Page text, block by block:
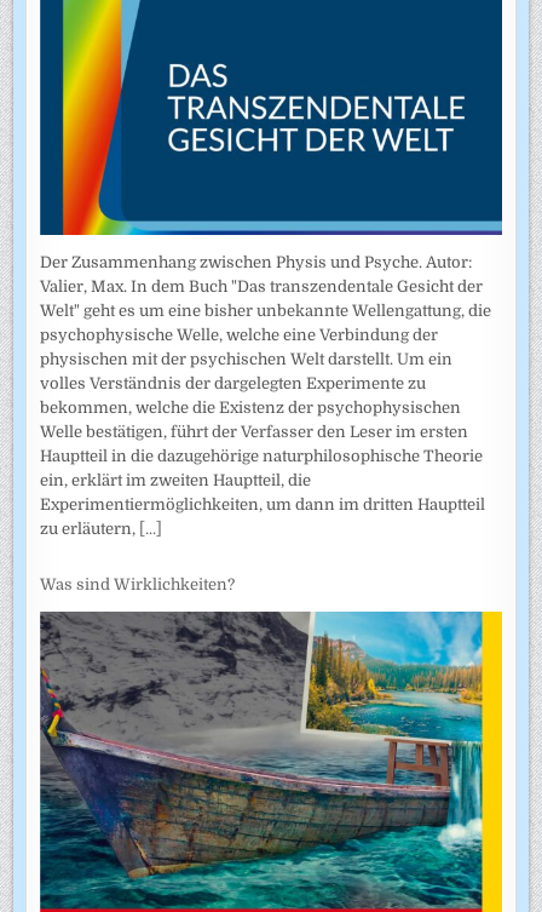
Der Zusammenhang zwischen Physis und Psyche. Autor:
Valier, Max. In dem Buch "Das transzendentale Gesicht der
Welt" geht es um eine bisher unbekannte Wellengattung, die
psychophysische Welle, welche eine Verbindung der
physischen mit der psychischen Welt darstellt. Um ein
volles Verständnis der dargelegten Experimente zu
bekommen, welche die Existenz der psychophysischen
Welle bestätigen, führt der Verfasser den Leser im ersten
Hauptteil in die dazugehörige naturphilosophische Theorie
ein, erklärt im zweiten Hauptteil, die
Experimentiermöglichkeiten, um dann im dritten Hauptteil
zu erläutern, [...]
Was sind Wirklichkeiten?